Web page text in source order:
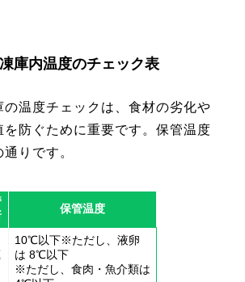
庫内温度のチェック表
の温度チェックは、食材の劣化や
を防ぐために重要です。保管温度
りです。
保管温度
10℃以下※ただし、液卵
は 8℃以下
※ただし、食肉・魚介類は